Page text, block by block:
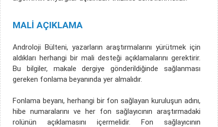
MALİ AÇIKLAMA
Androloji Bülteni, yazarların araştırmalarını yürütmek için
aldıkları herhangi bir mali desteği açıklamalarını gerektirir.
Bu bilgiler, makale dergiye gönderildiğinde sağlanması
gereken fonlama beyanında yer almalıdır.
Fonlama beyanı, herhangi bir fon sağlayan kuruluşun adını,
hibe numaralarını ve her fon sağlayıcının araştırmadaki
rolünün açıklamasını içermelidir. Fon sağlayıcının